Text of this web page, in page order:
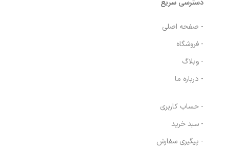
دسترسی سریع
- درباره ما